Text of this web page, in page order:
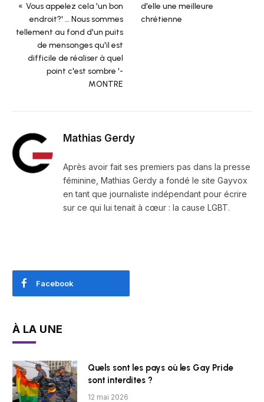
« Vous appelez cela 'un bon
endroit?' … Nous sommes
tellement au fond d'un puits
de mensonges qu'il est
difficile de réaliser à quel
point c'est sombre '-
MONTRE
d'elle une meilleure
chrétienne
Mathias Gerdy
Après avoir fait ses premiers pas dans la presse
féminine, Mathias Gerdy a fondé le site Gayvox
en tant que journaliste indépendant pour écrire
sur ce qui lui tenait à cœur : la cause LGBT.
Facebook
À LA UNE
Quels sont les pays où les Gay Pride
sont interdites ?
12 mai 2026